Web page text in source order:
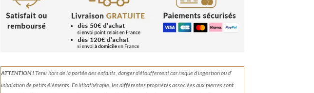
Cristal
de
Roche
ATTENTION !Tenirhors de la portée des enfants, danger d'étouffement car risque d’ingestion ou d’
inhalation de petits éléments.En lithothérapie, les différentes propriétés associées aux pierres sont